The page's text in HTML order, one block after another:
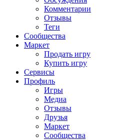
Комментарии
Отзывы
Теги
Сообщества
Маркет
Продать игру
Купить игру
Сервисы
Профиль
Игры
Медиа
Отзывы
Друзья
Маркет
Сообщества